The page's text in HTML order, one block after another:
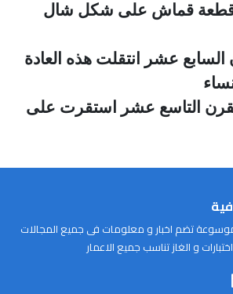
قطعة قماش على شكل شال
السابع عشر انتقلت هذه العادة
التاسع عشر استقرت على
تضم اخبار و معلومات فى جميع المجالات
و الغاز تناسب جميع الاعمار